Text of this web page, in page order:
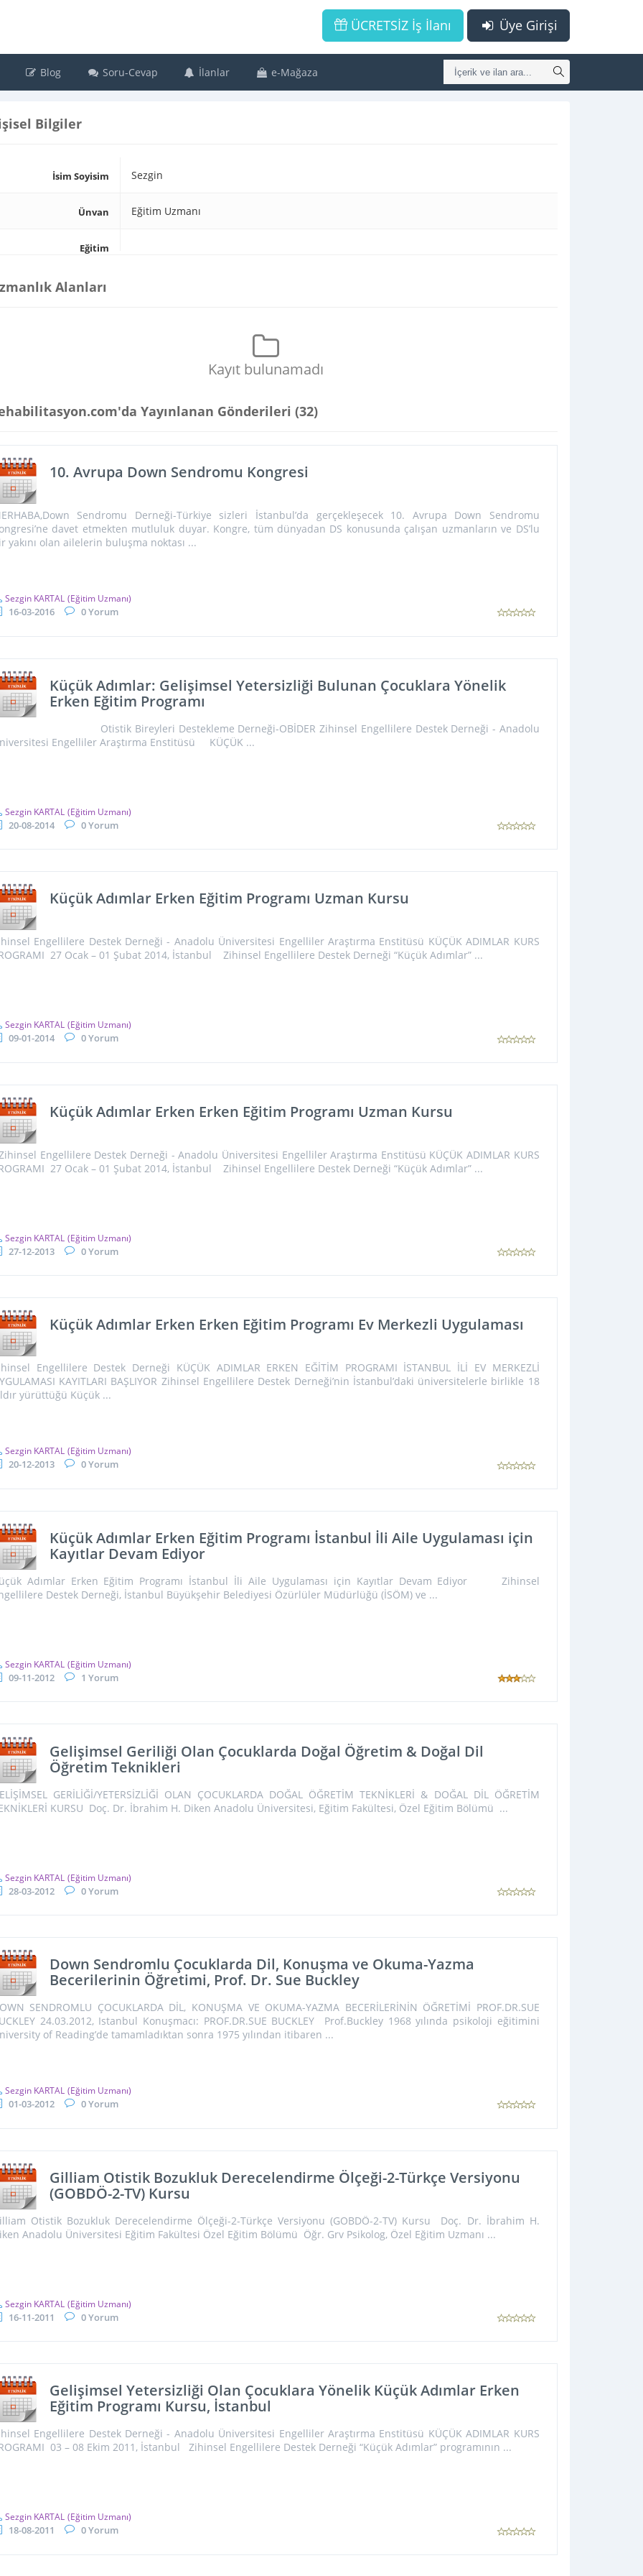
Üye Girişi
ÜCRETSİZ İş İlanı
Blog Soru-Cevap İlanlar e-Mağaza
Bilgiler
İsim Soyisim Sezgin
Ünvan Eğitim Uzmanı
Eğitim
Alanları
Kayıt bulunamadı
Yayınlanan Gönderileri (32)
10. Avrupa Down Sendromu Kongresi
Sendromu Derneği-Türkiye sizleri İstanbul’da gerçekleşecek 10. Avrupa Down Sendromu
davet etmekten mutluluk duyar. Kongre, tüm dünyadan DS konusunda çalışan uzmanların ve DS’lu
yakını olan ailelerin buluşma noktası ...
Sezgin KARTAL (Eğitim Uzmanı)
16-03-2016 0 Yorum
Küçük Adımlar: Gelişimsel Yetersizliği Bulunan Çocuklara Yönelik
Erken Eğitim Programı
Bireyleri Destekleme Derneği-OBİDER Zihinsel Engellilere Destek Derneği - Anadolu
Engelliler Araştırma Enstitüsü KÜÇÜK ...
Sezgin KARTAL (Eğitim Uzmanı)
20-08-2014 0 Yorum
Küçük Adımlar Erken Eğitim Programı Uzman Kursu
Engellilere Destek Derneği - Anadolu Üniversitesi Engelliler Araştırma Enstitüsü KÜÇÜK ADIMLAR KURS
27 Ocak – 01 Şubat 2014, İstanbul Zihinsel Engellilere Destek Derneği “Küçük Adımlar” ...
Sezgin KARTAL (Eğitim Uzmanı)
09-01-2014 0 Yorum
Küçük Adımlar Erken Erken Eğitim Programı Uzman Kursu
Engellilere Destek Derneği - Anadolu Üniversitesi Engelliler Araştırma Enstitüsü KÜÇÜK ADIMLAR KURS
27 Ocak – 01 Şubat 2014, İstanbul Zihinsel Engellilere Destek Derneği “Küçük Adımlar” ...
Sezgin KARTAL (Eğitim Uzmanı)
27-12-2013 0 Yorum
Küçük Adımlar Erken Erken Eğitim Programı Ev Merkezli Uygulaması
Engellilere Destek Derneği KÜÇÜK ADIMLAR ERKEN EĞİTİM PROGRAMI İSTANBUL İLİ EV MERKEZLİ
KAYITLARI BAŞLIYOR Zihinsel Engellilere Destek Derneği’nin İstanbul’daki üniversitelerle birlikle 18
yürüttüğü Küçük ...
Sezgin KARTAL (Eğitim Uzmanı)
20-12-2013 0 Yorum
Küçük Adımlar Erken Eğitim Programı İstanbul İli Aile Uygulaması için
Kayıtlar Devam Ediyor
Adımlar Erken Eğitim Programı İstanbul İli Aile Uygulaması için Kayıtlar Devam Ediyor Zihinsel
Destek Derneği, İstanbul Büyükşehir Belediyesi Özürlüler Müdürlüğü (İSÖM) ve ...
Sezgin KARTAL (Eğitim Uzmanı)
09-11-2012 1 Yorum
Gelişimsel Geriliği Olan Çocuklarda Doğal Öğretim & Doğal Dil
Öğretim Teknikleri
GERİLİĞİ/YETERSİZLİĞİ OLAN ÇOCUKLARDA DOĞAL ÖĞRETİM TEKNİKLERİ & DOĞAL DİL ÖĞRETİM
KURSU Doç. Dr. İbrahim H. Diken Anadolu Üniversitesi, Eğitim Fakültesi, Özel Eğitim Bölümü ...
Sezgin KARTAL (Eğitim Uzmanı)
28-03-2012 0 Yorum
Down Sendromlu Çocuklarda Dil, Konuşma ve Okuma-Yazma
Becerilerinin Öğretimi, Prof. Dr. Sue Buckley
SENDROMLU ÇOCUKLARDA DİL, KONUŞMA VE OKUMA-YAZMA BECERİLERİNİN ÖĞRETİMİ PROF.DR.SUE
24.03.2012, Istanbul Konuşmacı: PROF.DR.SUE BUCKLEY Prof.Buckley 1968 yılında psikoloji eğitimini
of Reading’de tamamladıktan sonra 1975 yılından itibaren ...
Sezgin KARTAL (Eğitim Uzmanı)
01-03-2012 0 Yorum
Gilliam Otistik Bozukluk Derecelendirme Ölçeği-2-Türkçe Versiyonu
(GOBDÖ-2-TV) Kursu
Otistik Bozukluk Derecelendirme Ölçeği-2-Türkçe Versiyonu (GOBDÖ-2-TV) Kursu Doç. Dr. İbrahim H.
Anadolu Üniversitesi Eğitim Fakültesi Özel Eğitim Bölümü Öğr. Grv Psikolog, Özel Eğitim Uzmanı ...
Sezgin KARTAL (Eğitim Uzmanı)
16-11-2011 0 Yorum
Gelişimsel Yetersizliği Olan Çocuklara Yönelik Küçük Adımlar Erken
Eğitim Programı Kursu, İstanbul
Engellilere Destek Derneği - Anadolu Üniversitesi Engelliler Araştırma Enstitüsü KÜÇÜK ADIMLAR KURS
03 – 08 Ekim 2011, İstanbul Zihinsel Engellilere Destek Derneği “Küçük Adımlar” programının ...
Sezgin KARTAL (Eğitim Uzmanı)
18-08-2011 0 Yorum